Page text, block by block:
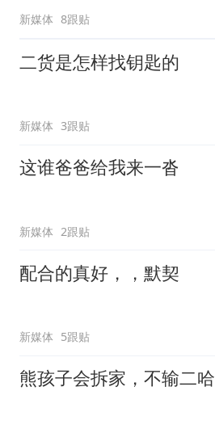
新媒体 8跟贴
二货是怎样找钥匙的
新媒体 3跟贴
这谁爸爸给我来一沓
新媒体 2跟贴
配合的真好，，默契
新媒体 5跟贴
熊孩子会拆家，不输二哈